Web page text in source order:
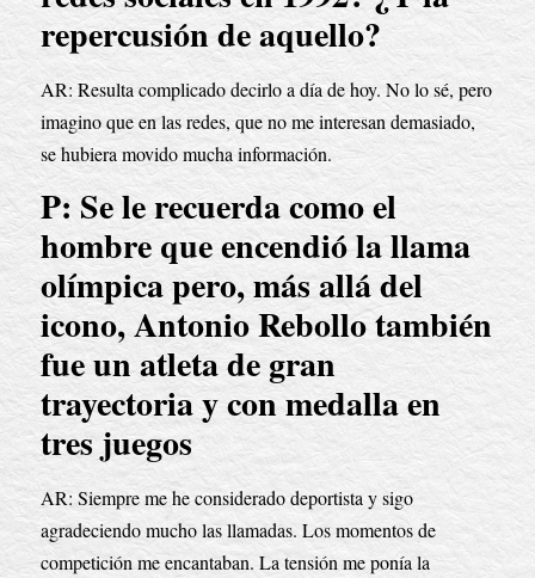
repercusión de aquello?
AR: Resulta complicado decirlo a día de hoy. No lo sé, pero
imagino que en las redes, que no me interesan demasiado,
se hubiera movido mucha información.
P: Se le recuerda como el
hombre que encendió la llama
olímpica pero, más allá del
icono, Antonio Rebollo también
fue un atleta de gran
trayectoria y con medalla en
tres juegos
AR: Siempre me he considerado deportista y sigo
agradeciendo mucho las llamadas. Los momentos de
competición me encantaban. La tensión me ponía la